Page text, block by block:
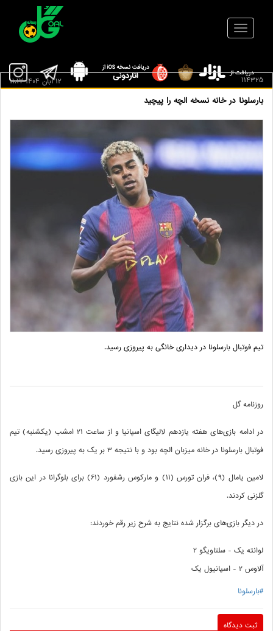
114325
بارسلونا در خانه نسخه الچه را پیچید
12 آبان 1404 11:17
تیم فوتبال بارسلونا در دیداری خانگی به پیروزی رسید.
روزنامه گل
در ادامه بازی‌های هفته یازدهم لالیگای اسپانیا و از ساعت 21 امشب (یکشنبه) تیم
فوتبال بارسلونا در خانه میزبان الچه بود و با نتیجه 3 بر یک به پیروزی رسید.
لامین یامال (9)، فران تورس (11) و مارکوس رشفورد (61) برای بلوگرانا در این بازی
گلزنی کردند.
در دیگر بازی‌های برگزار شده نتایج به شرح زیر رقم خوردند:
لوانته یک - سلتاویگو 2
آلاوس 2 - اسپانیول یک
#بارسلونا
ثبت دیدگاه